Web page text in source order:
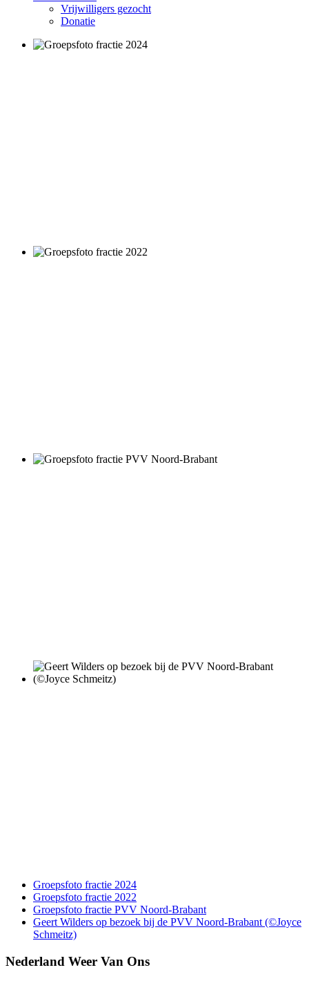
Vrijwilligers gezocht
Donatie
Groepsfoto fractie 2024
Groepsfoto fractie 2022
Groepsfoto fractie PVV Noord-Brabant
Geert Wilders op bezoek bij de PVV Noord-Brabant (©Joyce
Schmeitz)
Nederland Weer Van Ons